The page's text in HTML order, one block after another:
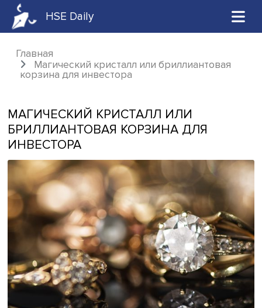
HSE Daily
Главная
Магический кристалл или
МАГИЧЕСКИЙ КРИСТАЛЛ ИЛИ
БРИЛЛИАНТОВАЯ КОРЗИНА ДЛЯ
ИНВЕСТОРА